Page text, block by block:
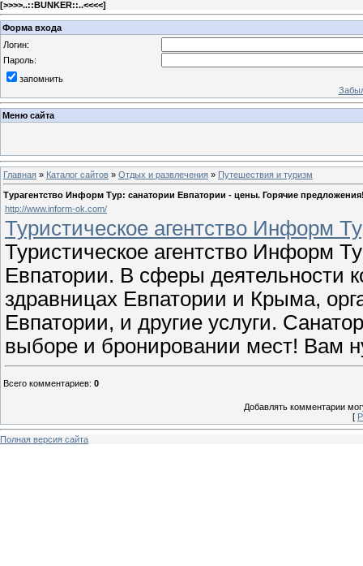
[>>>>..::BUNKER::..<<<<]
Форма входа
Логин:
Пароль:
запомнить
Меню сайта
Главная » Каталог сайтов » Отдых и развлечения » Путешествия и туризм
Турагентство Информ Тур: санатории Евпатории - цены. Горячие
http://www.inform-ok.com/
Туристическое агентство Информ
Туристическое агентство Информ
Евпатории. В сферы деятельности
здравницах Евпатории и Крыма,
Евпатории, и другие услуги.
выборе и бронировании мест! Вам
Всего комментариев: 0
Добавлять комментарии
[
Полная версия сайта